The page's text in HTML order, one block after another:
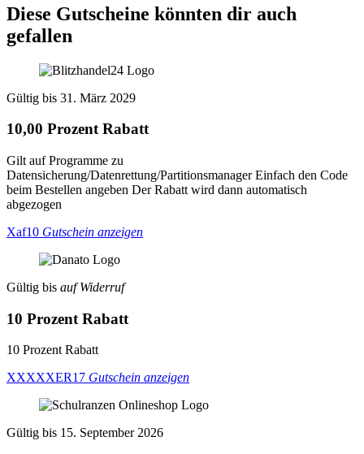
Diese Gutscheine könnten dir auch
gefallen
Gültig bis 31. März 2029
10,00 Prozent Rabatt
Gilt auf Programme zu
Datensicherung/Datenrettung/Partitionsmanager Einfach den Code
beim Bestellen angeben Der Rabatt wird dann automatisch
abgezogen
Xaf10 Gutschein anzeigen
Gültig bis auf Widerruf
10 Prozent Rabatt
10 Prozent Rabatt
XXXXXER17 Gutschein anzeigen
Gültig bis 15. September 2026